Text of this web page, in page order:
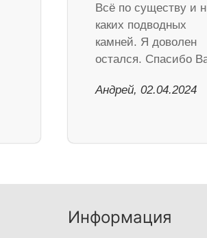
Всё по существу и
каких подводных
камней. Я доволен
остался. Спасибо
Андрей, 02.04.2024
Информация